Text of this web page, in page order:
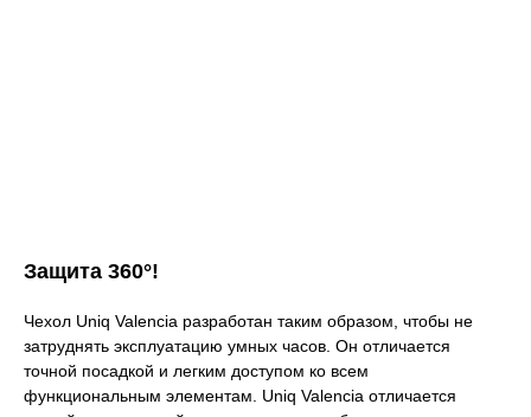
Защита 360°!
Чехол Uniq Valencia разработан таким образом, чтобы не
затруднять эксплуатацию умных часов. Он отличается
точной посадкой и легким доступом ко всем
функциональным элементам. Uniq Valencia отличается